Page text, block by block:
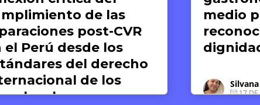
medio para el
reconocimiento de la
dignidad humana
Silvana Dextre
17 DE JUNIO DE 2026
los